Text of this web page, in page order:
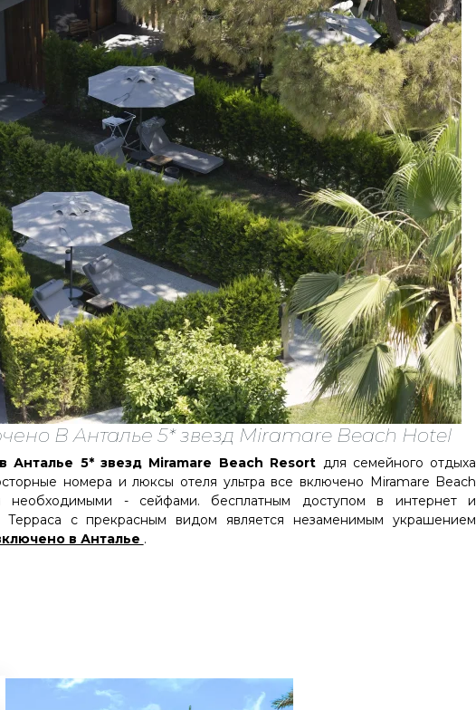
В Анталье 5* звезд Miramare Beach Hotel
в Анталье 5* звезд Miramare Beach Resort для семейного отдыха
номера и люксы отеля ультра все включено Miramare Beach
- сейфами. бесплатным доступом в интернет и
с прекрасным видом является незаменимым украшением
в Анталье .